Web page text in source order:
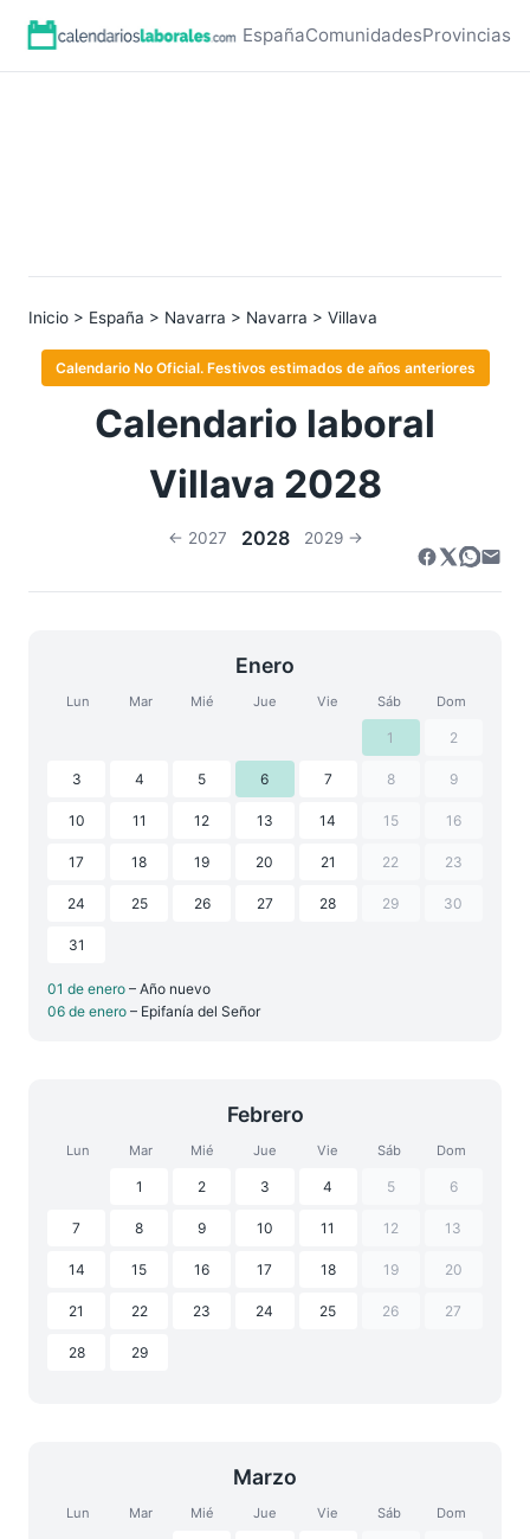
EspañaComunidadesProvincias
Inicio > España > Navarra > Navarra > Villava
Calendario No Oficial. Festivos estimados de años anteriores
Calendario laboral
Villava 2028
← 2027 2028 2029 →
Enero
Lun Mar Mié Jue Vie Sáb Dom
1 2
3 4 5 6 7 8 9
10 11 12 13 14 15 16
17 18 19 20 21 22 23
24 25 26 27 28 29 30
31
01 de enero – Año nuevo
06 de enero – Epifanía del Señor
Febrero
Lun Mar Mié Jue Vie Sáb Dom
1 2 3 4 5 6
7 8 9 10 11 12 13
14 15 16 17 18 19 20
21 22 23 24 25 26 27
28 29
Marzo
Lun Mar Mié Jue Vie Sáb Dom